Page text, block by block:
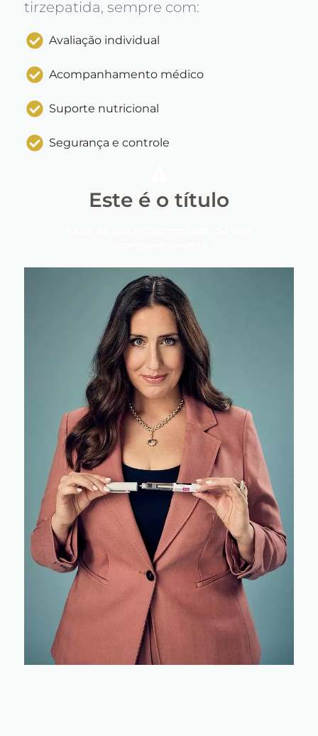
tirzepatida, sempre com:
Avaliação individual
Acompanhamento médico
Suporte nutricional
Segurança e controle
Este é o título